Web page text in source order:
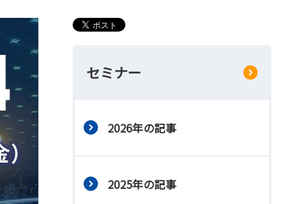
セミナー
2026年の記事
2025年の記事